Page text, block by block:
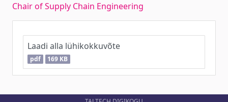
Chair of Supply Chain Engineering
Laadi alla lühikokkuvõte
pdf 169 KB